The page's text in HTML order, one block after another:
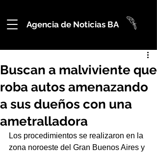
Agencia de Noticias BA
Buscan a malviviente que
roba autos amenazando
a sus dueños con una
ametralladora
Los procedimientos se realizaron en la
zona noroeste del Gran Buenos Aires y